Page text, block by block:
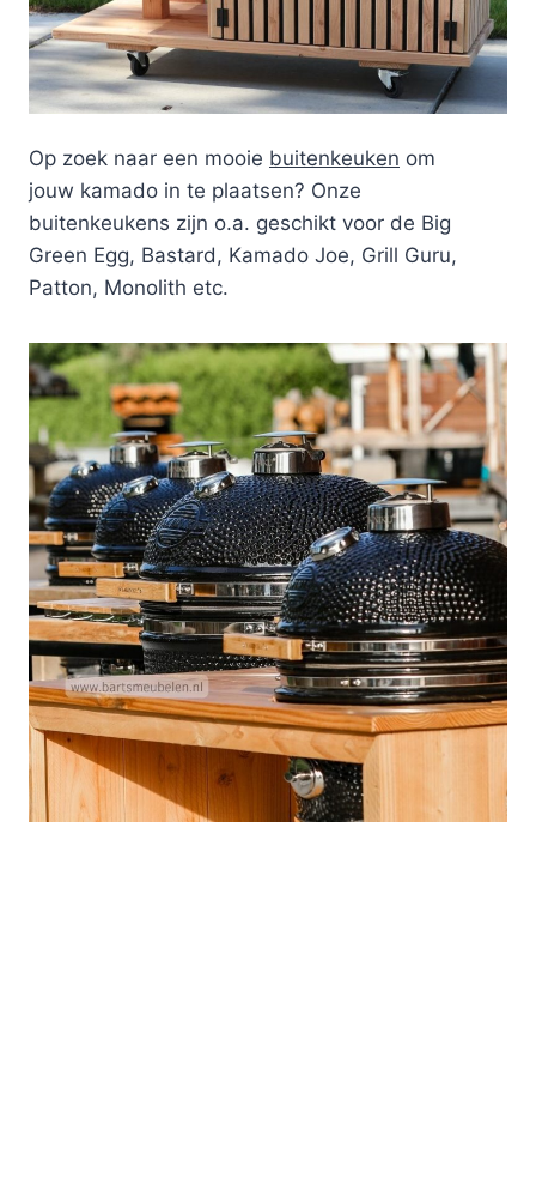
Op zoek naar een mooie buitenkeuken om
jouw kamado in te plaatsen? Onze
buitenkeukens zijn o.a. geschikt voor de Big
Green Egg, Bastard, Kamado Joe, Grill Guru,
Patton, Monolith etc.